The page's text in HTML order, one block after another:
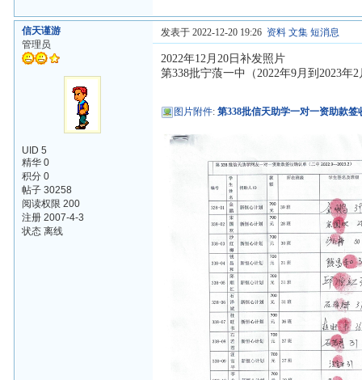
信天谨游
管理员
UID 5
精华 0
积分 0
帖子 30258
阅读权限 200
注册 2007-4-3
状态 离线
发表于 2022-12-20 19:26 资料 文集 短消息
2022年12月20日补发照片
第338批宁蒗一中（2022年9月到2023年
图片附件:第338批信天助学一对一资助款